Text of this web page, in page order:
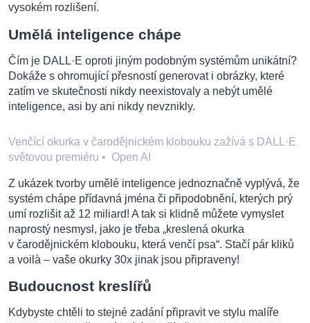
vysokém rozlišení.
Umělá inteligence chápe
Čím je DALL·E oproti jiným podobným systémům unikátní?
Dokáže s ohromující přesností generovat i obrázky, které
zatím ve skutečnosti nikdy neexistovaly a nebýt umělé
inteligence, asi by ani nikdy nevznikly.
Venčící okurka v čarodějnickém klobouku zažívá s DALL·E
světovou premiéru • Open AI
Z ukázek tvorby umělé inteligence jednoznačně vyplývá, že
systém chápe přídavná jména či připodobnění, kterých prý
umí rozlišit až 12 miliard! A tak si klidně můžete vymyslet
naprostý nesmysl, jako je třeba „kreslená okurka
v čarodějnickém klobouku, která venčí psa“. Stačí pár kliků
a voilà – vaše okurky 30x jinak jsou připraveny!
Budoucnost kreslířů
Kdybyste chtěli to stejné zadání připravit ve stylu malíře